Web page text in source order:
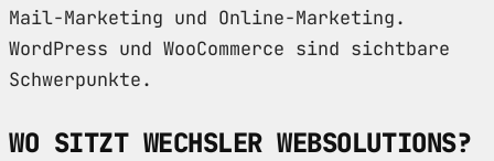
Mail-Marketing und Online-Marketing.
WordPress und WooCommerce sind sichtbare
Schwerpunkte.
WO SITZT WECHSLER WEBSOLUTIONS?